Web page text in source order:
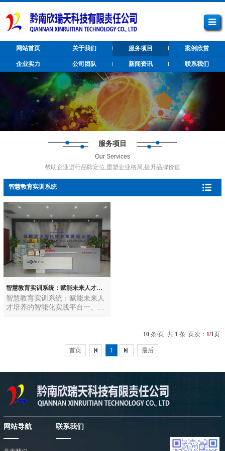
网站首页 关于我们 服务项目 案例欣赏
企业实力 公司团队 新闻资讯 联系我们
服务项目
Our Services
帮助企业进行品牌定位,重塑企业格局,提升品牌价值
智慧教育实训系统
智慧教育实训系统：赋能未来人才培养的智能化实践平台
智慧教育实训系统：赋能未来人
才培养的智能化实践平台一、什
实（VR/AR）等新一代信息技
术，构建的集“教学、实训、管
台。它旨在打破传统实训教学中
10 条/页 共 1 条 页次： 1/1页
首页 1 最后
网站导航 联系我们